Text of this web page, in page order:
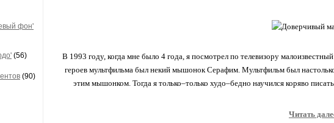
фон'
(56)
(90)
В 1993 году, когда мне было 4 года, я посмотрел по телевизору
героев мультфильма был некий мышонок Серафим. Мультфильм был
этим мышонком. Тогда я только–только худо–бедно научился коряво
Читать